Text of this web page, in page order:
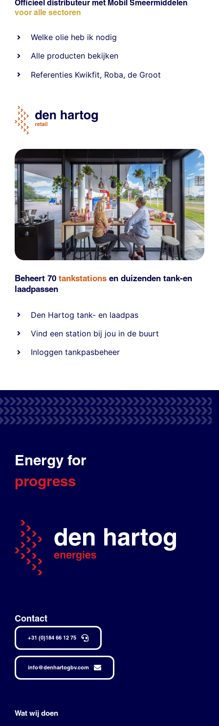
Officieel distributeur met Mobil Smeermiddelen
voor alle sectoren
Welke olie heb ik nodig
Alle producten bekijken
Referenties Kwikfit, Roba,de Groot
Beheert 70 tankstations en duizenden tank-en
laadpassen
Den Hartog tank- en laadpas
Vind een station bij jou in de buurt
Inloggen tankpasbeheer
Energy for
progress
Contact
+31 (0)184 66 12 75
info@denhartogbv.com
Wat wij doen